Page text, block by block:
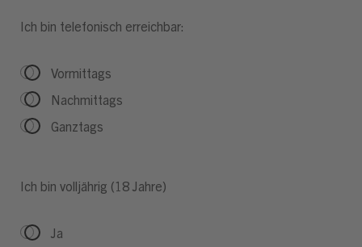
Ich bin telefonisch erreichbar:
Vormittags
Nachmittags
Ganztags
Ich bin volljährig (18 Jahre)
Ja